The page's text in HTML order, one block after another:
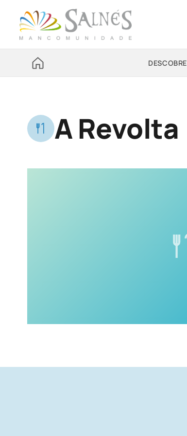
DESCOBRE
A Revolta